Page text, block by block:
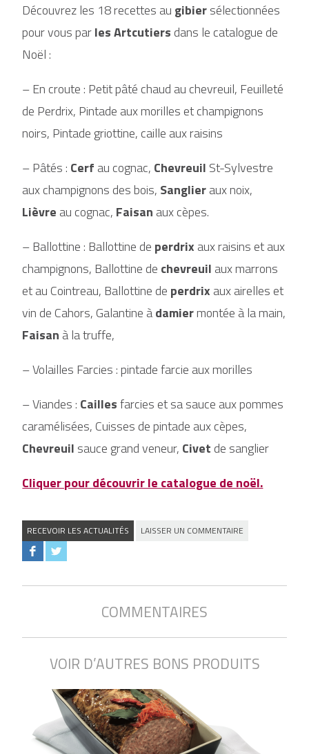
Découvrez les 18 recettes au gibiersélectionnées
pour vous parles Artcutiers dans le catalogue de
Noël :
– En croute : Petit pâté chaud au chevreuil, Feuilleté
de Perdrix, Pintade aux morilles et champignons
noirs, Pintade griottine, caille aux raisins
– Pâtés : Cerf au cognac, Chevreuil St-Sylvestre
aux champignons des bois, Sanglieraux noix,
Lièvre au cognac, Faisan aux cèpes.
– Ballottine : Ballottine de perdrix aux raisins et aux
champignons, Ballottine de chevreuil aux marrons
et au Cointreau, Ballottine de perdrix aux airelles et
vin de Cahors, Galantine àdamiermontée à la main,
Faisan à la truffe,
– Volailles Farcies : pintade farcie aux morilles
– Viandes : Caillesfarcies et sa sauce aux pommes
caramélisées, Cuisses de pintade aux cèpes,
Chevreuil sauce grand veneur, Civet de sanglier
Cliquer pour découvrir le catalogue de noël.
RECEVOIR LES ACTUALITÉS LAISSER UN COMMENTAIRE
COMMENTAIRES
VOIR D’AUTRES BONS PRODUITS